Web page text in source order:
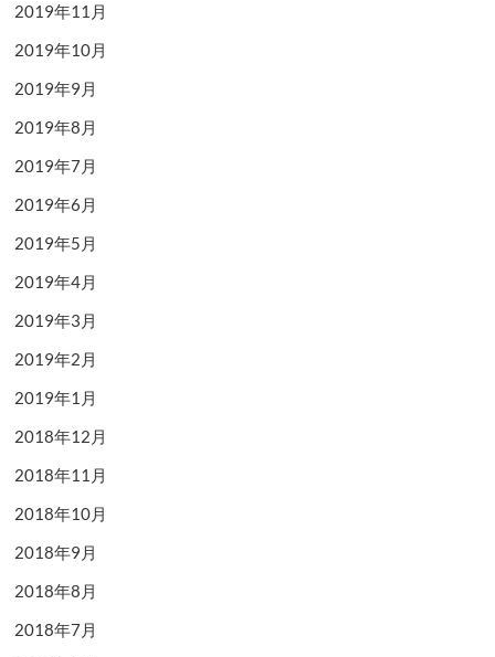
2019年11月
2019年10月
2019年9月
2019年8月
2019年7月
2019年6月
2019年5月
2019年4月
2019年3月
2019年2月
2019年1月
2018年12月
2018年11月
2018年10月
2018年9月
2018年8月
2018年7月